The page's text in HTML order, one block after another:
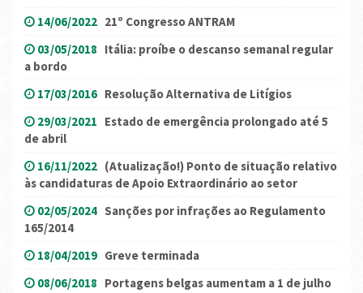
14/06/2022 21º Congresso ANTRAM
03/05/2018 Itália: proíbe o descanso semanal regular
a bordo
17/03/2016 Resolução Alternativa de Litígios
29/03/2021 Estado de emergência prolongado até 5
de abril
16/11/2022 (Atualização!) Ponto de situação relativo
às candidaturas de Apoio Extraordinário ao setor
02/05/2024 Sanções por infrações ao Regulamento
165/2014
18/04/2019 Greve terminada
08/06/2018 Portagens belgas aumentam a 1 de julho